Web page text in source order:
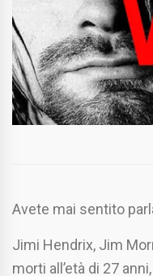
Avete mai sentito
Jimi Hendrix, Jim
morti all’età di 27